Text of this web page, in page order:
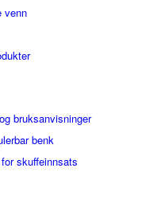
venn
bruksanvisninger
benk
skuffeinnsats